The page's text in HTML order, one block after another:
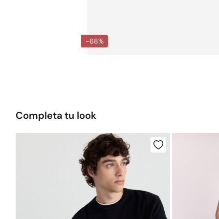
-68%
Completa tu look